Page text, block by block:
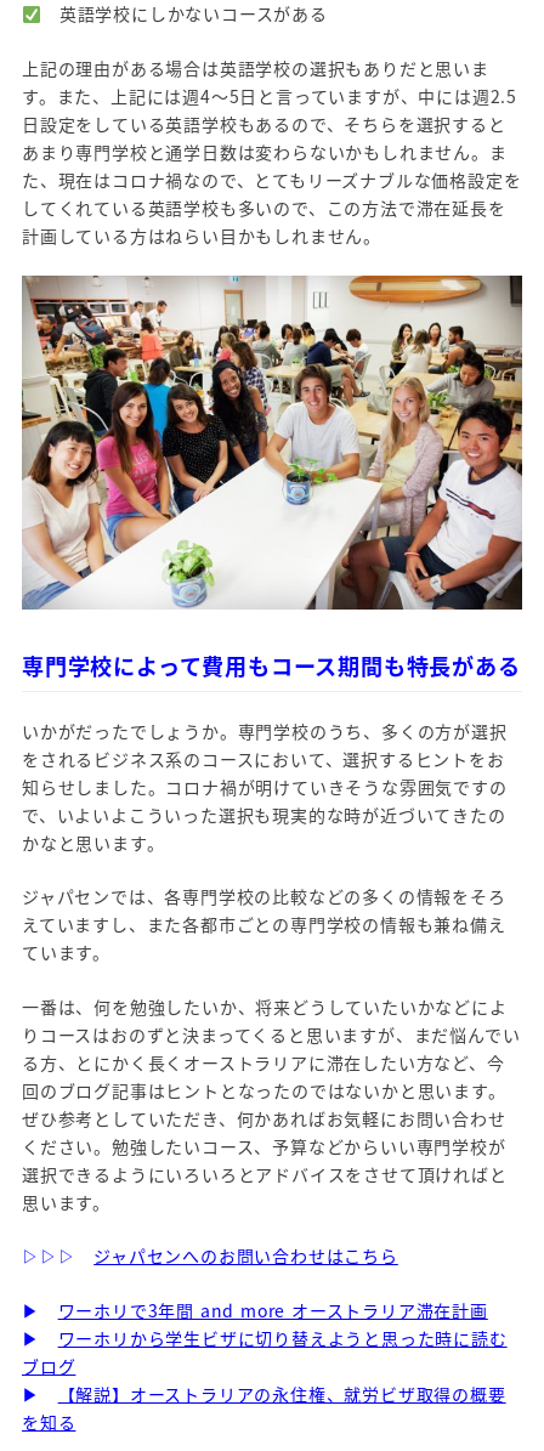
英語学校にしかないコースがある
上記の理由がある場合は英語学校の選択もありだと思いま
す。また、上記には週4～5日と言っていますが、中には週2.5
日設定をしている英語学校もあるので、そちらを選択すると
あまり専門学校と通学日数は変わらないかもしれません。ま
た、現在はコロナ禍なので、とてもリーズナブルな価格設定を
してくれている英語学校も多いので、この方法で滞在延長を
計画している方はねらい目かもしれません。
専門学校によって費用もコース期間も特長がある
いかがだったでしょうか。専門学校のうち、多くの方が選択
をされるビジネス系のコースにおいて、選択するヒントをお
知らせしました。コロナ禍が明けていきそうな雰囲気ですの
で、いよいよこういった選択も現実的な時が近づいてきたの
かなと思います。
ジャパセンでは、各専門学校の比較などの多くの情報をそろ
えていますし、また各都市ごとの専門学校の情報も兼ね備え
ています。
一番は、何を勉強したいか、将来どうしていたいかなどによ
りコースはおのずと決まってくると思いますが、まだ悩んでい
る方、とにかく長くオーストラリアに滞在したい方など、今
回のブログ記事はヒントとなったのではないかと思います。
ぜひ参考としていただき、何かあればお気軽にお問い合わせ
ください。勉強したいコース、予算などからいい専門学校が
選択できるようにいろいろとアドバイスをさせて頂ければと
思います。
▷▷▷ ジャパセンへのお問い合わせはこちら
▶
ワーホリで3年間 and more オーストラリア滞在計画
▶
ワーホリから学生ビザに切り替えようと思った時に読む
ブログ
▶
【解説】オーストラリアの永住権、就労ビザ取得の概要
を知る